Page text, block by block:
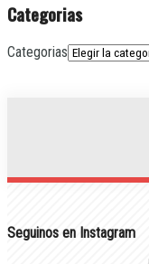
Categorias
Categorias
Seguinos en Instagram